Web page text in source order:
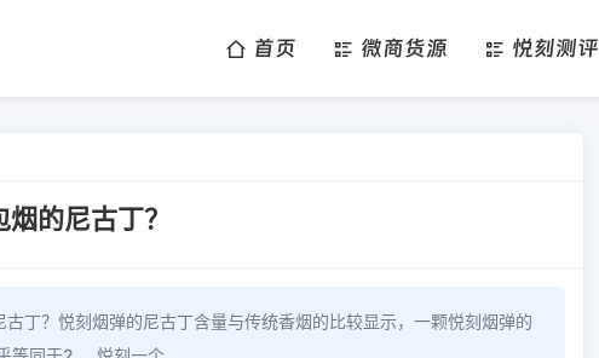
首页 微商货源 悦刻测评
的尼古丁？
丁？悦刻烟弹的尼古丁含量与传统香烟的比较显示，一颗悦刻烟弹的